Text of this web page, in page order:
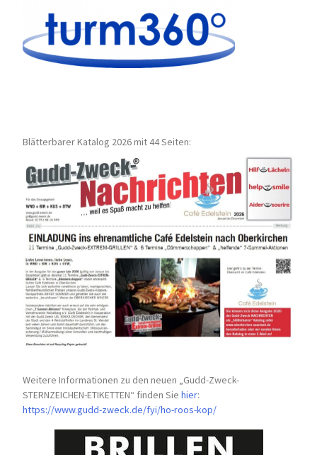
Blätterbarer Katalog 2026 mit 44 Seiten:
Weitere Informationen zu den neuen „Gudd-Zweck-
STERNZEICHEN-ETIKETTEN“ finden Siehier:
https://www.gudd-zweck.de/fyi/ho-roos-kop/